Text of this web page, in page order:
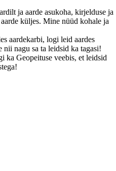
ja aarde asukoha, kirjelduse ja
küljes. Mine nüüd kohale ja
aardekarbi, logi leid aardes
nii nagu sa ta leidsid ka tagasi!
ka Geopeituse veebis, et leidsid